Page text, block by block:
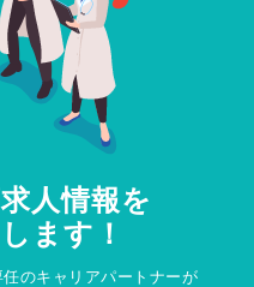
人情報を
ます！
のキャリアパートナーが